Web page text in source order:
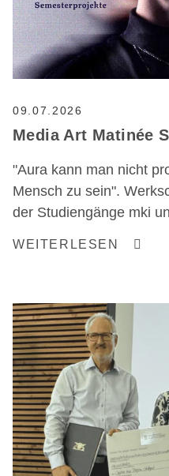
09.07.2026
Media Art Matinée
"Aura kann man nicht
Mensch zu sein".
der Studiengänge mki
WEITERLESEN